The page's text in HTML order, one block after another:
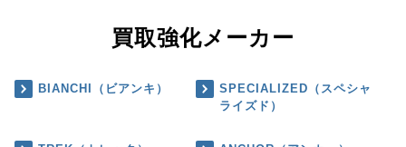
買取強化メーカー
BIANCHI（ビアンキ）
SPECIALIZED（スペシャ
ライズド）